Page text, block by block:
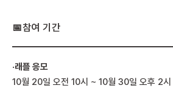
📅참여 기간
·래플 응모
10월 20일 오전 10시 ~ 10월 30일 오후 2시